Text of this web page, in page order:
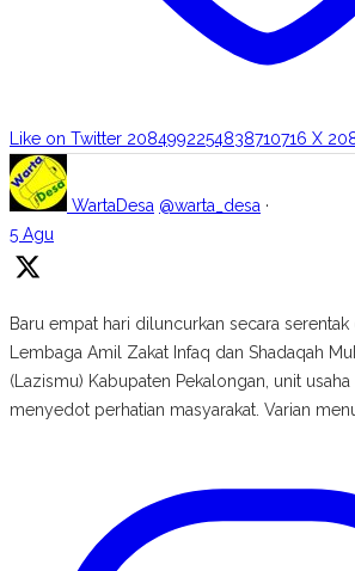
Like on Twitter 2084992254838710716 X
WartaDesa @warta_desa ·
5 Agu
Baru empat hari diluncurkan secara
Lembaga Amil Zakat Infaq dan Shadaqah
(Lazismu) Kabupaten Pekalongan, unit
menyedot perhatian masyarakat. Varian